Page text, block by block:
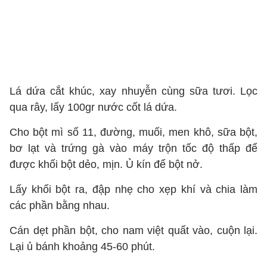
Lá dứa cắt khúc, xay nhuyễn cùng sữa tươi. Lọc
qua rây, lấy 100gr nước cốt lá dứa.
Cho bột mì số 11, đường, muối, men khô, sữa bột,
bơ lạt và trứng gà vào máy trộn tốc độ thấp để
được khối bột dẻo, mịn. Ủ kín để bột nở.
Lấy khối bột ra, đập nhẹ cho xẹp khí và chia làm
các phần bằng nhau.
Cán dẹt phần bột, cho nam việt quất vào, cuộn lại.
Lại ủ bánh khoảng 45-60 phút.